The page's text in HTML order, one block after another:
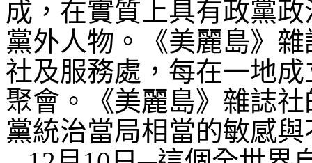
成，在實質上具有政黨
黨外人物。《美麗島》
社及服務處，每在一地
聚會。《美麗島》雜誌
黨統治當局相當的敏感與